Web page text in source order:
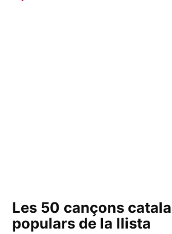
Les 50 cançons
populars de la llista